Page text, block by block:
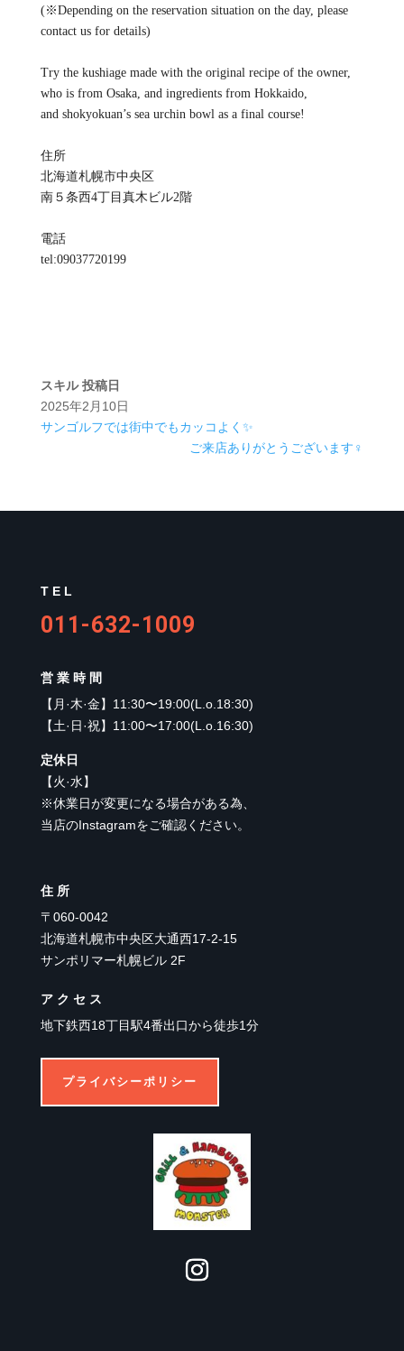
(※Depending on the reservation situation on the day, please
contact us for details)
Try the kushiage made with the original recipe of the owner,
who is from Osaka, and ingredients from Hokkaido,
and shokyokuan’s sea urchin bowl as a final course!
住所
北海道札幌市中央区
南５条西4丁目真木ビル2階
電話
tel:09037720199
スキル 投稿日
2025年2月10日
サンゴルフでは街中でもカッコよく✨
ご来店ありがとうございます‍♀️
TEL
011-632-1009
営業時間
【 月·木·金】 11:30〜19:00(L.o.18:30)
【土·日·祝】 11:00〜17:00(L.o.16:30)
定休日
【火·水】
※休業日が変更になる場合がある為、
当店のInstagramをご確認ください。
住所
〒060-0042
北海道札幌市中央区大通西17-2-15
サンポリマー札幌ビル 2F
アクセス
地下鉄西18丁目駅4番出口から徒歩1分
プライバシーポリシー